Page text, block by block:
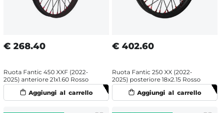
€ 268.40
Ruota Fantic 450 XXF (2022-
2025) anteriore 21x1.60 Rosso
€ 402.60
Ruota Fantic 250 XX (2022-
2025) posteriore 18x2.15 Rosso